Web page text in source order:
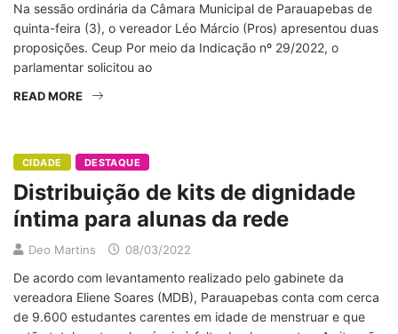
Na sessão ordinária da Câmara Municipal de Parauapebas de
quinta-feira (3), o vereador Léo Márcio (Pros) apresentou duas
proposições. Ceup Por meio da Indicação nº 29/2022, o
parlamentar solicitou ao
READ MORE
CIDADE DESTAQUE
Distribuição de kits de dignidade
íntima para alunas da rede
Deo Martins 08/03/2022
De acordo com levantamento realizado pelo gabinete da
vereadora Eliene Soares (MDB), Parauapebas conta com cerca
de 9.600 estudantes carentes em idade de menstruar e que